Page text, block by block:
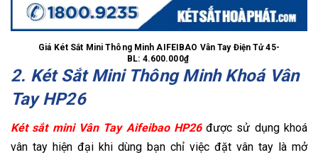
Giá Két Sắt Mini Thông Minh AIFEIBAO Vân Tay Điện Tử 45-
BL: 4.600.000₫
2. Két Sắt Mini Thông Minh Khoá Vân
Tay HP26
Két sắt mini Vân Tay Aifeibao HP26được sử dụng khoá
vân tay hiện đại khi dùng bạn chỉ việc đặt vân tay là mở